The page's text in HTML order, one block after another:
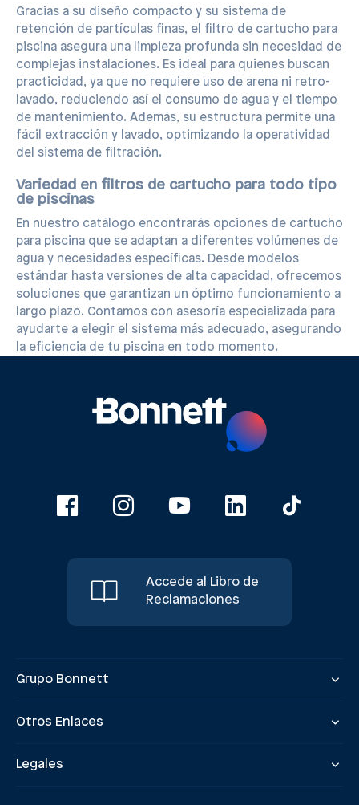
Gracias a su diseño compacto y su sistema de
retención de partículas finas, el filtro de cartucho para
piscina asegura una limpieza profunda sin necesidad de
complejas instalaciones. Es ideal para quienes buscan
practicidad, ya que no requiere uso de arena ni retro-
lavado, reduciendo así el consumo de agua y el tiempo
de mantenimiento. Además, su estructura permite una
fácil extracción y lavado, optimizando la operatividad
del sistema de filtración.
Variedad en filtros de cartucho para todo tipo
de piscinas
En nuestro catálogo encontrarás opciones de cartucho
para piscina que se adaptan a diferentes volúmenes de
agua y necesidades específicas. Desde modelos
estándar hasta versiones de alta capacidad, ofrecemos
soluciones que garantizan un óptimo funcionamiento a
largo plazo. Contamos con asesoría especializada para
ayudarte a elegir el sistema más adecuado, asegurando
la eficiencia de tu piscina en todo momento.
Accede al Libro de
Reclamaciones
Grupo Bonnett
Otros Enlaces
Legales